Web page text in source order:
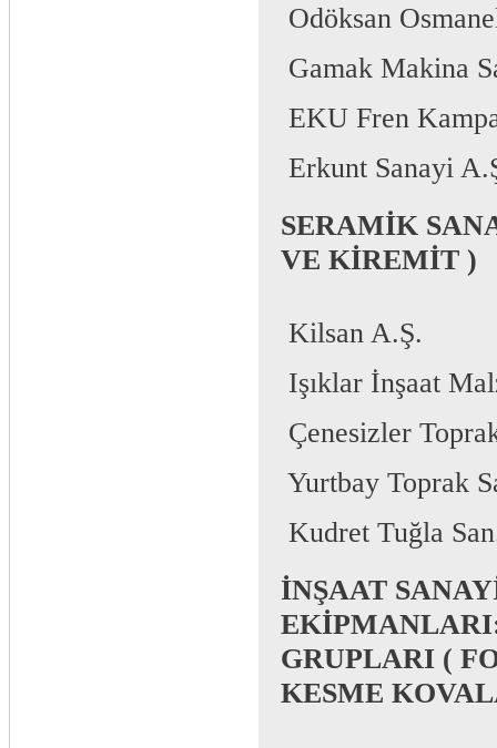
 Odöksan
 Gamak Makina
 EKU Fren
 Erkunt Sanayi
SERAMİK
VE KİREMİT )
 Kilsan A.Ş.
 Işıklar İnşaat
 Çenesizler
 Yurtbay Toprak
 Kudret Tuğla
İNŞAAT
GRUPLARI (
KESME